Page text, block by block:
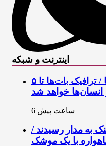
اینترنت و شبکه
اینترنت در تسخیر ربات‌ها / ترافیک بات‌ها تا ۵
انسان‌ها خواهد شد
6 ساعت پیش
به مدار رسیدند /